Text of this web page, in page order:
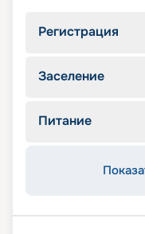
Регистрация
Заселение
Питание